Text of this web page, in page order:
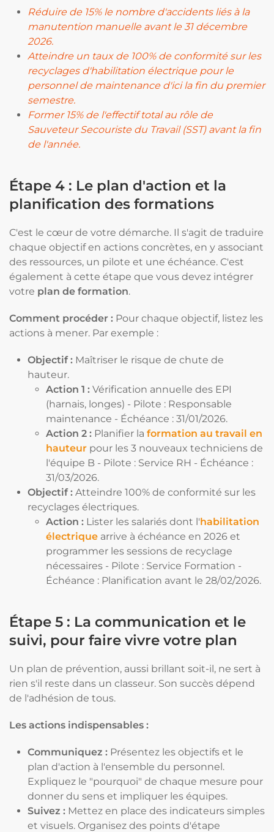
Réduire de 15% le nombre d'accidents liés à la
manutention manuelle avant le 31 décembre
2026.
Atteindre un taux de 100% de conformité sur les
recyclages d'habilitation électrique pour le
personnel de maintenance d'ici la fin du premier
semestre.
Former 15% de l'effectif total au rôle de
Sauveteur Secouriste du Travail (SST) avant la fin
de l'année.
Étape 4 : Le plan d'action et la
planification des formations
C'est le cœur de votre démarche. Il s'agit de traduire
chaque objectif en actions concrètes, en y associant
des ressources, un pilote et une échéance. C'est
également à cette étape que vous devez intégrer
votre plan de formation.
Comment procéder : Pour chaque objectif, listez les
actions à mener. Par exemple :
Objectif : Maîtriser le risque de chute de
hauteur.
Action 1 : Vérification annuelle des EPI
(harnais, longes) - Pilote : Responsable
maintenance - Échéance : 31/01/2026.
Action 2 : Planifier la formation au travail en
hauteur pour les 3 nouveaux techniciens de
l'équipe B - Pilote : Service RH - Échéance :
31/03/2026.
Objectif : Atteindre 100% de conformité sur les
recyclages électriques.
Action : Lister les salariés dont l'habilitation
électrique arrive à échéance en 2026 et
programmer les sessions de recyclage
nécessaires - Pilote : Service Formation -
Échéance : Planification avant le 28/02/2026.
Étape 5 : La communication et le
suivi, pour faire vivre votre plan
Un plan de prévention, aussi brillant soit-il, ne sert à
rien s'il reste dans un classeur. Son succès dépend
de l'adhésion de tous.
Les actions indispensables :
Communiquez : Présentez les objectifs et le
plan d'action à l'ensemble du personnel.
Expliquez le "pourquoi" de chaque mesure pour
donner du sens et impliquer les équipes.
Suivez : Mettez en place des indicateurs simples
et visuels. Organisez des points d'étape